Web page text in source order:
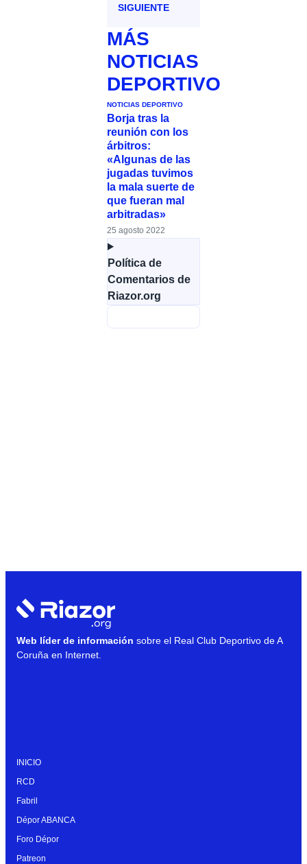
SIGUIENTE
MÁS
NOTICIAS
DEPORTIVO
NOTICIAS DEPORTIVO
Borja tras la
reunión con los
árbitros:
«Algunas de las
jugadas tuvimos
la mala suerte de
que fueran mal
arbitradas»
25 agosto 2022
Política de
Comentarios de
Riazor.org
Web líder de información sobre el Real Club Deportivo de A
Coruña en Internet.
INICIO
RCD
Fabril
Dépor ABANCA
Foro Dépor
Patreon